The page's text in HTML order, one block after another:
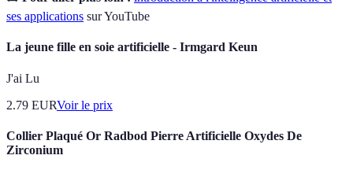
ses applications sur YouTube
La jeune fille en soie artificielle - Irmgard Keun
J'ai Lu
2.79 EURVoir le prix
Collier Plaqué Or Radbod Pierre Artificielle Oxydes De
Zirconium